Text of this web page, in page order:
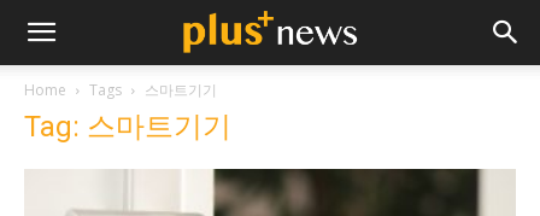
Home Tags 스마트기기
Tag: 스마트기기